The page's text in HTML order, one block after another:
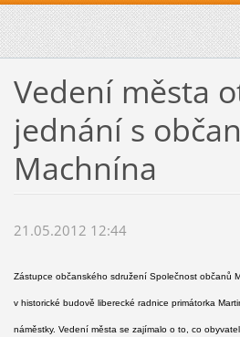
Vedení města
jednání s
Machnína
21.05.2012 12:44
Zástupce občanského sdružení Společnost občanů
v historické budově liberecké radnice primátorka
náměstky. Vedení města se zajímalo o to, co